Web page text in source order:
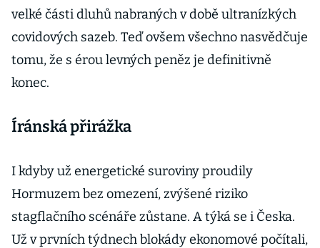
velké části dluhů nabraných v době ultranízkých
covidových sazeb. Teď ovšem všechno nasvědčuje
tomu, že s érou levných peněz je definitivně
konec.
Íránská přirážka
I kdyby už energetické suroviny proudily
Hormuzem bez omezení, zvýšené riziko
stagflačního scénáře zůstane. A týká se i Česka.
Už v prvních týdnech blokády ekonomové počítali,